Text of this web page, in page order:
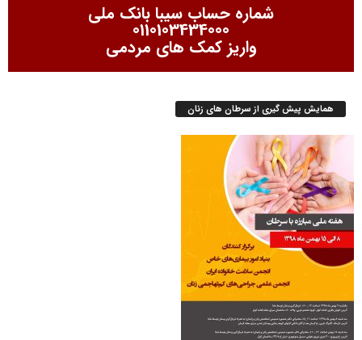
شماره حساب سیبا بانک ملی
0110103434000
واریز کمک های مردمی
همایش پیش گیری از سرطان های زنان